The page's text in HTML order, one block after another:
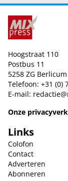
Hoogstraat 110
Postbus 11
5258 ZG Berlicum
Telefoon: +31 (0)
E-mail:
Onze
Links
Colofon
Contact
Adverteren
Abonneren